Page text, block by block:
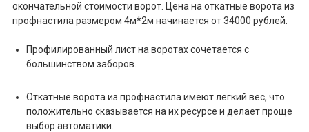
окончательной стоимости ворот. Цена на откатные ворота из
профнастила размером 4м*2м начинается от 34000 рублей.
Профилированный лист на воротах сочетается с
большинством заборов.
Откатные ворота из профнастила имеют легкий вес, что
положительно сказывается на их ресурсе и делает проще
выбор автоматики.